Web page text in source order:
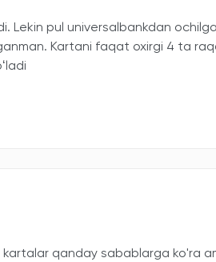
Lekin pul universalbankdan
Kartani faqat oxirgi 4 ta
qanday sabablarga ko'ra